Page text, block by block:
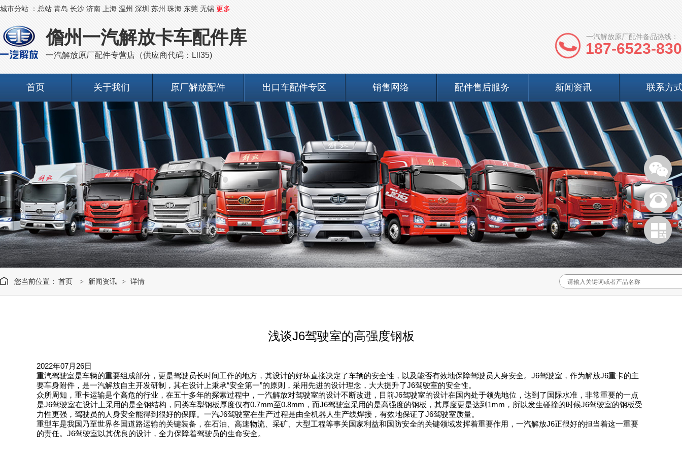
城市分站 ： 总站 青岛 长沙 济南 上海 温州 深圳 苏州 珠海 东莞 无锡 更多
儋州一汽解放卡车配件库
一汽解放原厂配件专营店（供应商代码：Lll35)
一汽解放原厂配件备品热线：
187-6523-
首页 关于我们 原厂解放配件 出口车配件专区 销售网络 配件售后服务 新闻资讯 联系方
您当前位置： 首页 > 新闻资讯 > 详情
浅谈J6驾驶室的高强度钢板
2022年07月26日
重汽驾驶室是车辆的重要组成部分，更是驾驶员长时间工作的地方，其设计的好坏直接决定了车辆的安全性，以及能否有效地保障驾驶员人身安全。J6驾驶室，作为解放J6重卡的主
要车身附件，是一汽解放自主开发研制，其在设计上秉承“安全第一”的原则，采用先进的设计理念，大大提升了J6驾驶室的安全性。
众所周知，重卡运输是个高危的行业，在五十多年的探索过程中，一汽解放对驾驶室的设计不断改进，目前J6驾驶室的设计在国内处于领先地位，达到了国际水准，非常重要的一点
是J6驾驶室在设计上采用的是全钢结构，同类车型钢板厚度仅有0.7mm至0.8mm，而J6驾驶室采用的是高强度的钢板，其厚度更是达到1mm，所以发生碰撞的时候J6驾驶室的钢板受
力性更强，驾驶员的人身安全能得到很好的保障。一汽J6驾驶室在生产过程是由全机器人生产线焊接，有效地保证了J6驾驶室质量。
重型车是我国乃至世界各国道路运输的关键装备，在石油、高速物流、采矿、大型工程等事关国家利益和国防安全的关键领域发挥着重要作用，一汽解放J6正很好的担当着这一重要
的责任。J6驾驶室以其优良的设计，全力保障着驾驶员的生命安全。